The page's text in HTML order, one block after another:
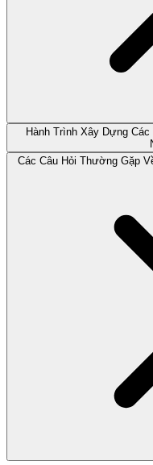
Hành Trình Xây Dựng
Các Câu Hỏi Thường Gặp